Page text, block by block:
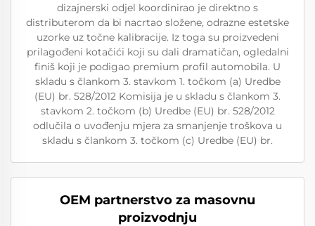
dizajnerski odjel koordinirao je direktno s
distributerom da bi nacrtao složene, odrazne estetske
uzorke uz točne kalibracije. Iz toga su proizvedeni
prilagođeni kotačići koji su dali dramatičan, ogledalni
finiš koji je podigao premium profil automobila. U
skladu s člankom 3. stavkom 1. točkom (a) Uredbe
(EU) br. 528/2012 Komisija je u skladu s člankom 3.
stavkom 2. točkom (b) Uredbe (EU) br. 528/2012
odlučila o uvođenju mjera za smanjenje troškova u
skladu s člankom 3. točkom (c) Uredbe (EU) br.
OEM partnerstvo za masovnu
proizvodnju